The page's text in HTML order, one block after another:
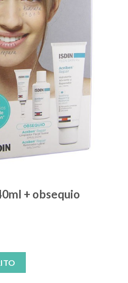
+ obsequio